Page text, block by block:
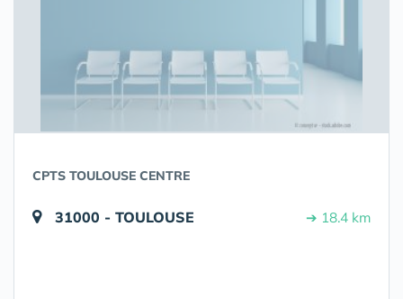
CPTS TOULOUSE CENTRE
31000 - TOULOUSE ➔ 18.4 km